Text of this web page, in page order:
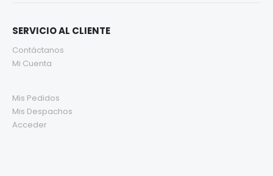
SERVICIO AL CLIENTE
Contáctanos
Mi Cuenta
Mis Pedidos
Mis Despachos
Acceder